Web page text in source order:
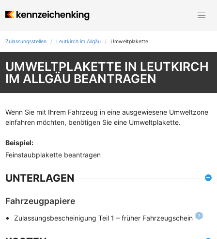
Zulassungsstellen Leutkirch im Allgäu Umweltplakette
UMWELTPLAKETTE IN LEUTKIRCH
IM ALLGÄU BEANTRAGEN
Wenn Sie mit Ihrem Fahrzeug in eine ausgewiesene Umweltzone
einfahren möchten, benötigen Sie eine Umweltplakette.
Beispiel:
Feinstaubplakette beantragen
UNTERLAGEN
Fahrzeugpapiere
Zulassungsbescheinigung Teil 1 – früher Fahrzeugschein